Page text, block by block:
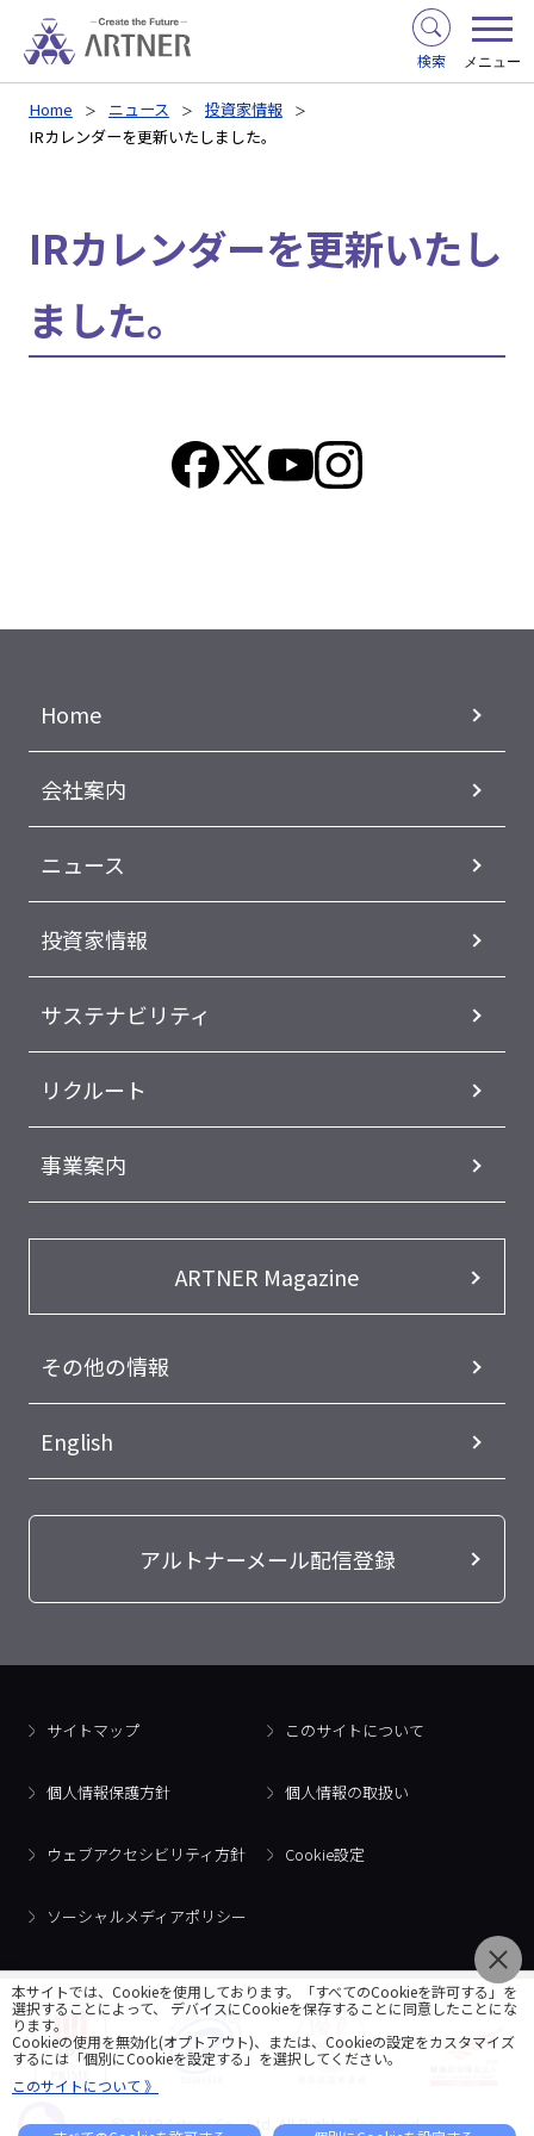
検索 メニュー
Home ニュース
投資家情報
IRカレンダーを更新いたしました。
IRカレンダーを更新いたし
ました。
Home
会社案内
ニュース
投資家情報
サステナビリティ
リクルート
事業案内
ARTNER Magazine
その他の情報
English
アルトナーメール配信登録
サイトマップ このサイトについて
個人情報保護方針 個人情報の取扱い
ウェブアクセシビリティ方針 Cookie設定
ソーシャルメディアポリシー
© 2018 Artner Co., Ltd. All Rights Reserved.
本サイトでは、Cookieを使用しております。「すべてのCookieを許可する」を
選択することによって、 デバイスにCookieを保存することに同意したことにな
ります。
Cookieの使用を無効化(オプトアウト)、または、Cookieの設定をカスタマイズ
するには「個別にCookieを設定する」を選択してください。
このサイトについて 》